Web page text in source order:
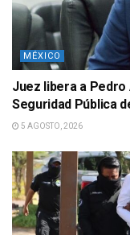
MÉXICO
Juez libera a
Seguridad Pública
5 AGOSTO, 2026